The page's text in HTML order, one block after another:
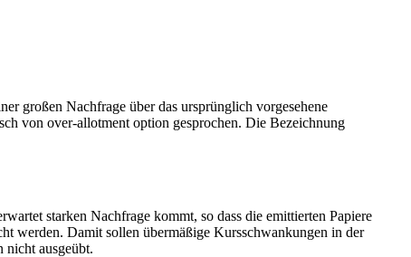
großen Nachfrage über das ursprünglich vorgesehene
von over-allotment option gesprochen. Die Bezeichnung
starken Nachfrage kommt, so dass die emittierten Papiere
werden. Damit sollen übermäßige Kursschwankungen in der
nicht ausgeübt.